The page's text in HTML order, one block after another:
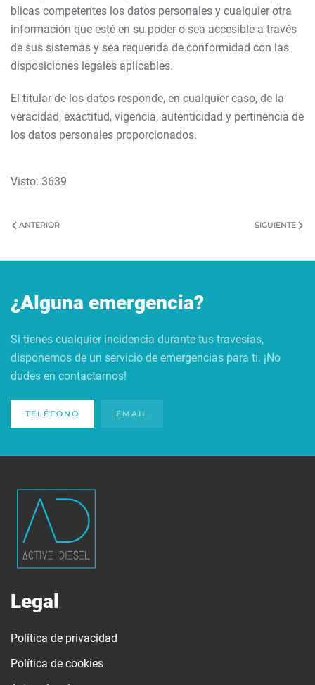
blicas competentes los datos personales y cualquier otra
información que esté en su poder o sea accesible a través
de sus sistemas y sea requerida de conformidad con las
disposiciones legales aplicables.
El titular de los datos responde, en cualquier caso, de la
veracidad, exactitud, vigencia, autenticidad y pertinen­cia de
los datos personales proporcionados.
Visto: 3639
ANTERIOR SIGUIENTE
¿Alguna emergencia?
Si tienes cualquier incidencia durante tus travesías,
disponemos de un servicio de emergencias para ti. ¡No
dudes en contactarnos!
TELÉFONO EMAIL
Legal
Política de privacidad
Política de cookies